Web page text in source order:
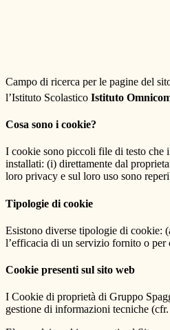
Campo di ricerca per le pagine del
l’Istituto Scolastico Istituto
Cosa sono i cookie?
I cookie sono piccoli file di testo che
installati: (i) direttamente dal
loro privacy e sul loro uso sono
Tipologie di cookie
Esistono diverse tipologie di cookie:
l’efficacia di un servizio fornito o
Cookie presenti sul sito web
I Cookie di proprietà di Gruppo
gestione di informazioni tecniche